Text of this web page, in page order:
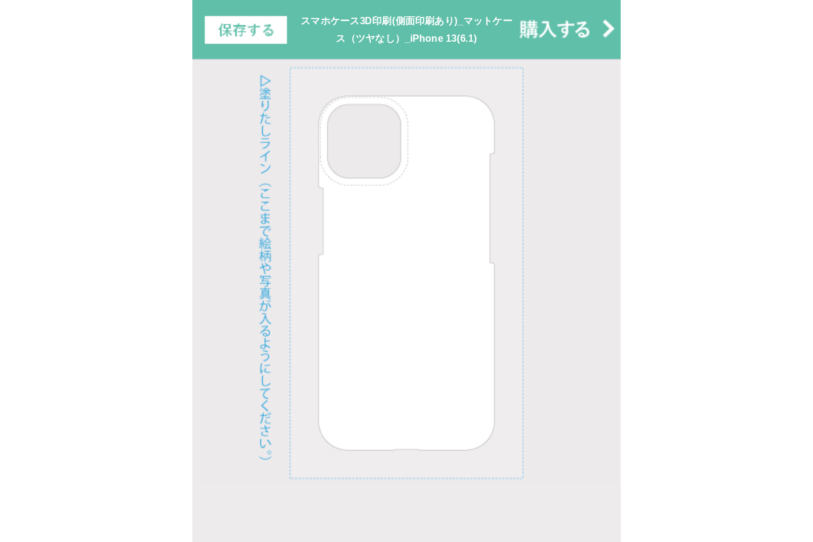
スマホケース3D印刷(側面印刷あり)_マットケー
ス（ツヤなし）_iPhone 13(6.1)